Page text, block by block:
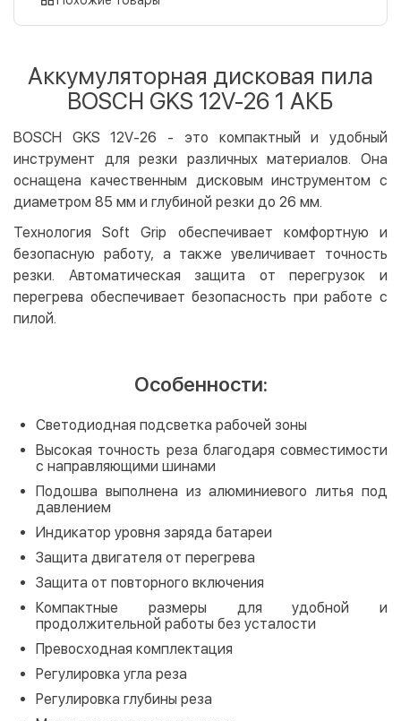
LiqPay
Apple Pay
Google Pay
Безналичный расчет
Оплата на карту юр.лица
Бесплатно
Кредит
Мгновенная рассрочка (Приватбанк)
Оплата частями (Приватбанк)
Аккумуляторная дисковая пила
BOSCH GKS 12V-26 1 АКБ
BOSCH GKS 12V-26 - это компактный и удобный
инструмент для резки различных материалов. Она
оснащена качественным дисковым инструментом с
диаметром 85 мм и глубиной резки до 26 мм.
Технология Soft Grip обеспечивает комфортную и
безопасную работу, а также увеличивает точность
резки. Автоматическая защита от перегрузок и
перегрева обеспечивает безопасность при работе с
пилой.
Особенности:
Светодиодная подсветка рабочей зоны
Высокая точность реза благодаря совместимости
с направляющими шинами
Подошва выполнена из алюминиевого литья под
давлением
Индикатор уровня заряда батареи
Защита двигателя от перегрева
Защита от повторного включения
Компактные размеры для удобной и
продолжительной работы без усталости
Превосходная комплектация
Регулировка угла реза
Регулировка глубины реза